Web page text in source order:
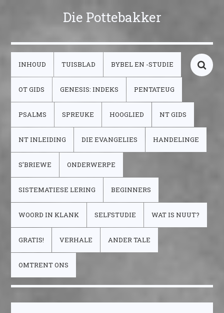
Die Pottebakker
INHOUD TUISBLAD BYBEL EN -STUDIE
OT GIDS GENESIS: INDEKS PENTATEUG
PSALMS SPREUKE HOOGLIED NT GIDS
NT INLEIDING DIE EVANGELIES HANDELINGE
S’BRIEWE ONDERWERPE
SISTEMATIESE LERING BEGINNERS
WOORD IN KLANK SELFSTUDIE WAT IS NUUT?
GRATIS! VERHALE ANDER TALE
OMTRENT ONS